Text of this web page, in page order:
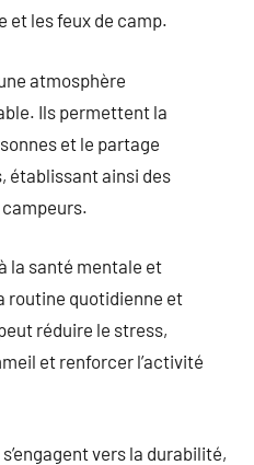
et les feux de camp.
atmosphère
Ils permettent la
et le partage
établissant ainsi des
la santé mentale et
routine quotidienne et
réduire le stress,
et renforcer l’activité
vers la durabilité,